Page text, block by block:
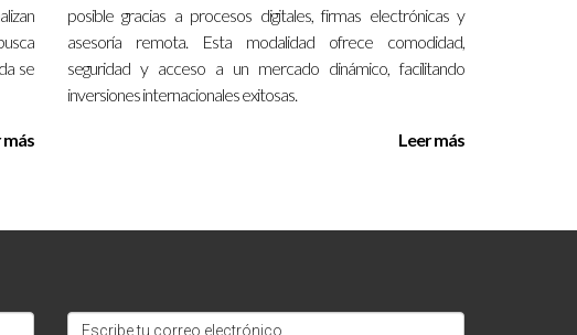
para optimizar reservas y atención al huésped.
tarifas más altas.
y se gestiona adecuadamente. La ocupación
mediante alquileres temporales.
se
más
posible gracias a procesos digitales, firmas electrónicas y
asesoría remota. Esta modalidad ofrece comodidad,
seguridad y acceso a un mercado dinámico, facilitando
inversiones internacionales exitosas.
Leer más